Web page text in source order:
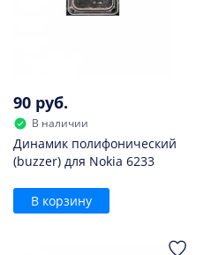
90 руб.
В наличии
Динамик полифонический
(buzzer) для Nokia 6233
В корзину